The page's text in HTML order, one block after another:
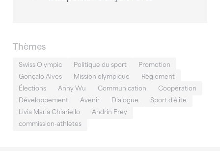
Thèmes
Swiss Olympic Politique du sport
Promotion
Gonçalo Alves
Mission olympique
Règlement
Élections
Anny Wu Communication
Coopération
Développement
Avenir Dialogue
Sport d'élite
Livia Maria Chiariello
Andrin Frey
commission-athletes